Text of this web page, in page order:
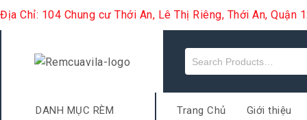
Địa Chỉ: 104 Chung cư Thới An, Lê Thị Riêng, Thới An, Quận
DANH MỤC RÈM Trang Chủ Giới thiệu